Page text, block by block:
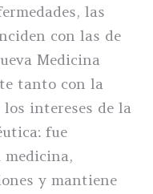
las
con las de
Medicina
tanto con la
intereses de la
fue
y mantiene